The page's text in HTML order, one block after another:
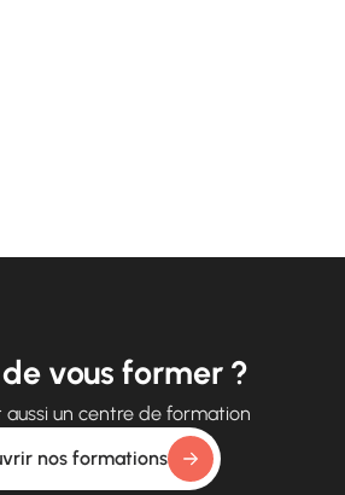
vous former ?
aussi un centre de formation
nos formations